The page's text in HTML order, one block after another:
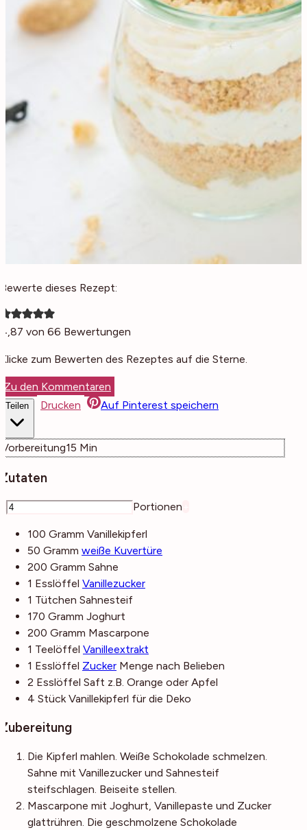
Bewerte dieses Rezept:
4,87 von 66 Bewertungen
Klicke zum Bewerten des Rezeptes auf die Sterne.
Zu den Kommentaren
Teilen Drucken Auf Pinterest speichern
Vorbereitung15 Minuten
Min
Zutaten
Portionen
100 Gramm Vanillekipferl
50 Gramm weiße Kuvertüre
200 Gramm Sahne
1 Esslöffel Vanillezucker
1 Tütchen Sahnesteif
170 Gramm Joghurt
200 Gramm Mascarpone
1 Teelöffel Vanilleextrakt
1 Esslöffel Zucker Menge nach Belieben
2 Esslöffel Saft z.B. Orange oder Apfel
4 Stück Vanillekipferl für die Deko
Zubereitung
Die Kipferl mahlen. Weiße Schokolade schmelzen.
Sahne mit Vanillezucker und Sahnesteif
steifschlagen. Beiseite stellen.
Mascarpone mit Joghurt, Vanillepaste und Zucker
glattrühren. Die geschmolzene Schokolade